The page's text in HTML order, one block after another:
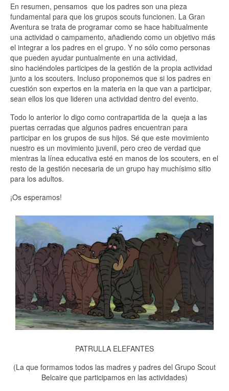
En resumen, pensamos que los padres son una pieza
fundamental para que los grupos scouts funcionen. La Gran
Aventura se trata de programar como se hace habitualmente
una actividad o campamento, añadiendo como un objetivo más
el integrar a los padres en el grupo. Y no sólo como personas
que pueden ayudar puntualmente en una actividad,
sino haciéndoles participes de la gestión de la propia actividad
junto a los scouters. Incluso proponemos que si los padres en
cuestión son expertos en la materia en la que van a participar,
sean ellos los que lideren una actividad dentro del evento.
Todo lo anterior lo digo como contrapartida de la queja a las
puertas cerradas que algunos padres encuentran para
participar en los grupos de sus hijos. Sé que este movimiento
nuestro es un movimiento juvenil, pero creo de verdad que
mientras la línea educativa esté en manos de los scouters, en el
resto de la gestión necesaria de un grupo hay muchísimo sitio
para los adultos.
¡Os esperamos!
PATRULLA ELEFANTES
(La que formamos todos las madres y padres del Grupo Scout
Belcaire que participamos en las actividades)